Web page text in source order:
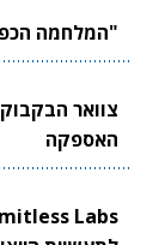
"המלחמה הכפילה פי 5 את שוק
האספקה